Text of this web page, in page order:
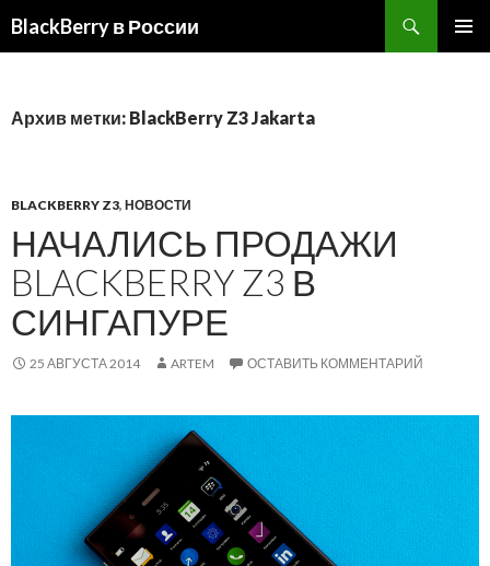
BlackBerry в России
Архив метки: BlackBerry Z3 Jakarta
BLACKBERRY Z3, НОВОСТИ
НАЧАЛИСЬ ПРОДАЖИ
BLACKBERRY Z3 В
СИНГАПУРЕ
25 АВГУСТА 2014 ARTEM ОСТАВИТЬ КОММЕНТАРИЙ